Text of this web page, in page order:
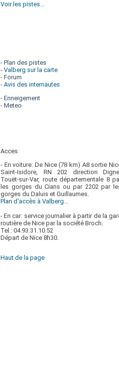
Voir les pistes...
- Plan des pistes
- Valberg sur la carte
- Forum
- Avis des internautes
- Enneigement
- Meteo
Acces
- En voiture: De Nice (78 km) A8 sortie
Saint-Isidore, RN 202 direction
Touët-sur-Var, route départementale 8
les gorges du Cians ou par 2202 par
gorges du Daluis et Guillaumes.
Plan d'accès à Valberg...
- En car: service journalier à partir de la
routière de Nice par la société Broch.
Tel.: 04.93.31.10.52
Départ de Nice 8h30.
Haut de la page